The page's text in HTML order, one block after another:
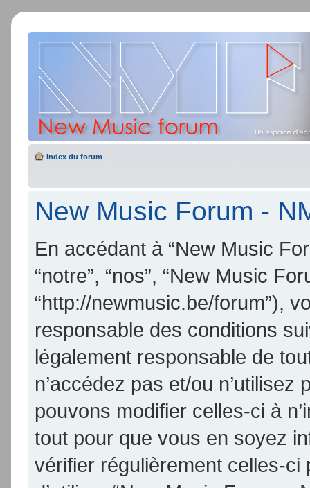
Index du forum
New Music Forum -
En accédant à “New Music
“notre”, “nos”, “New Music
“http://newmusic.be/forum”),
responsable des conditions
légalement responsable de
n’accédez pas et/ou
pouvons modifier celles-ci à
tout pour que vous en soyez
vérifier régulièrement celles-